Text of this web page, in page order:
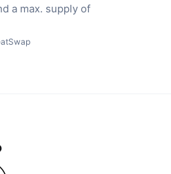
a max. supply of